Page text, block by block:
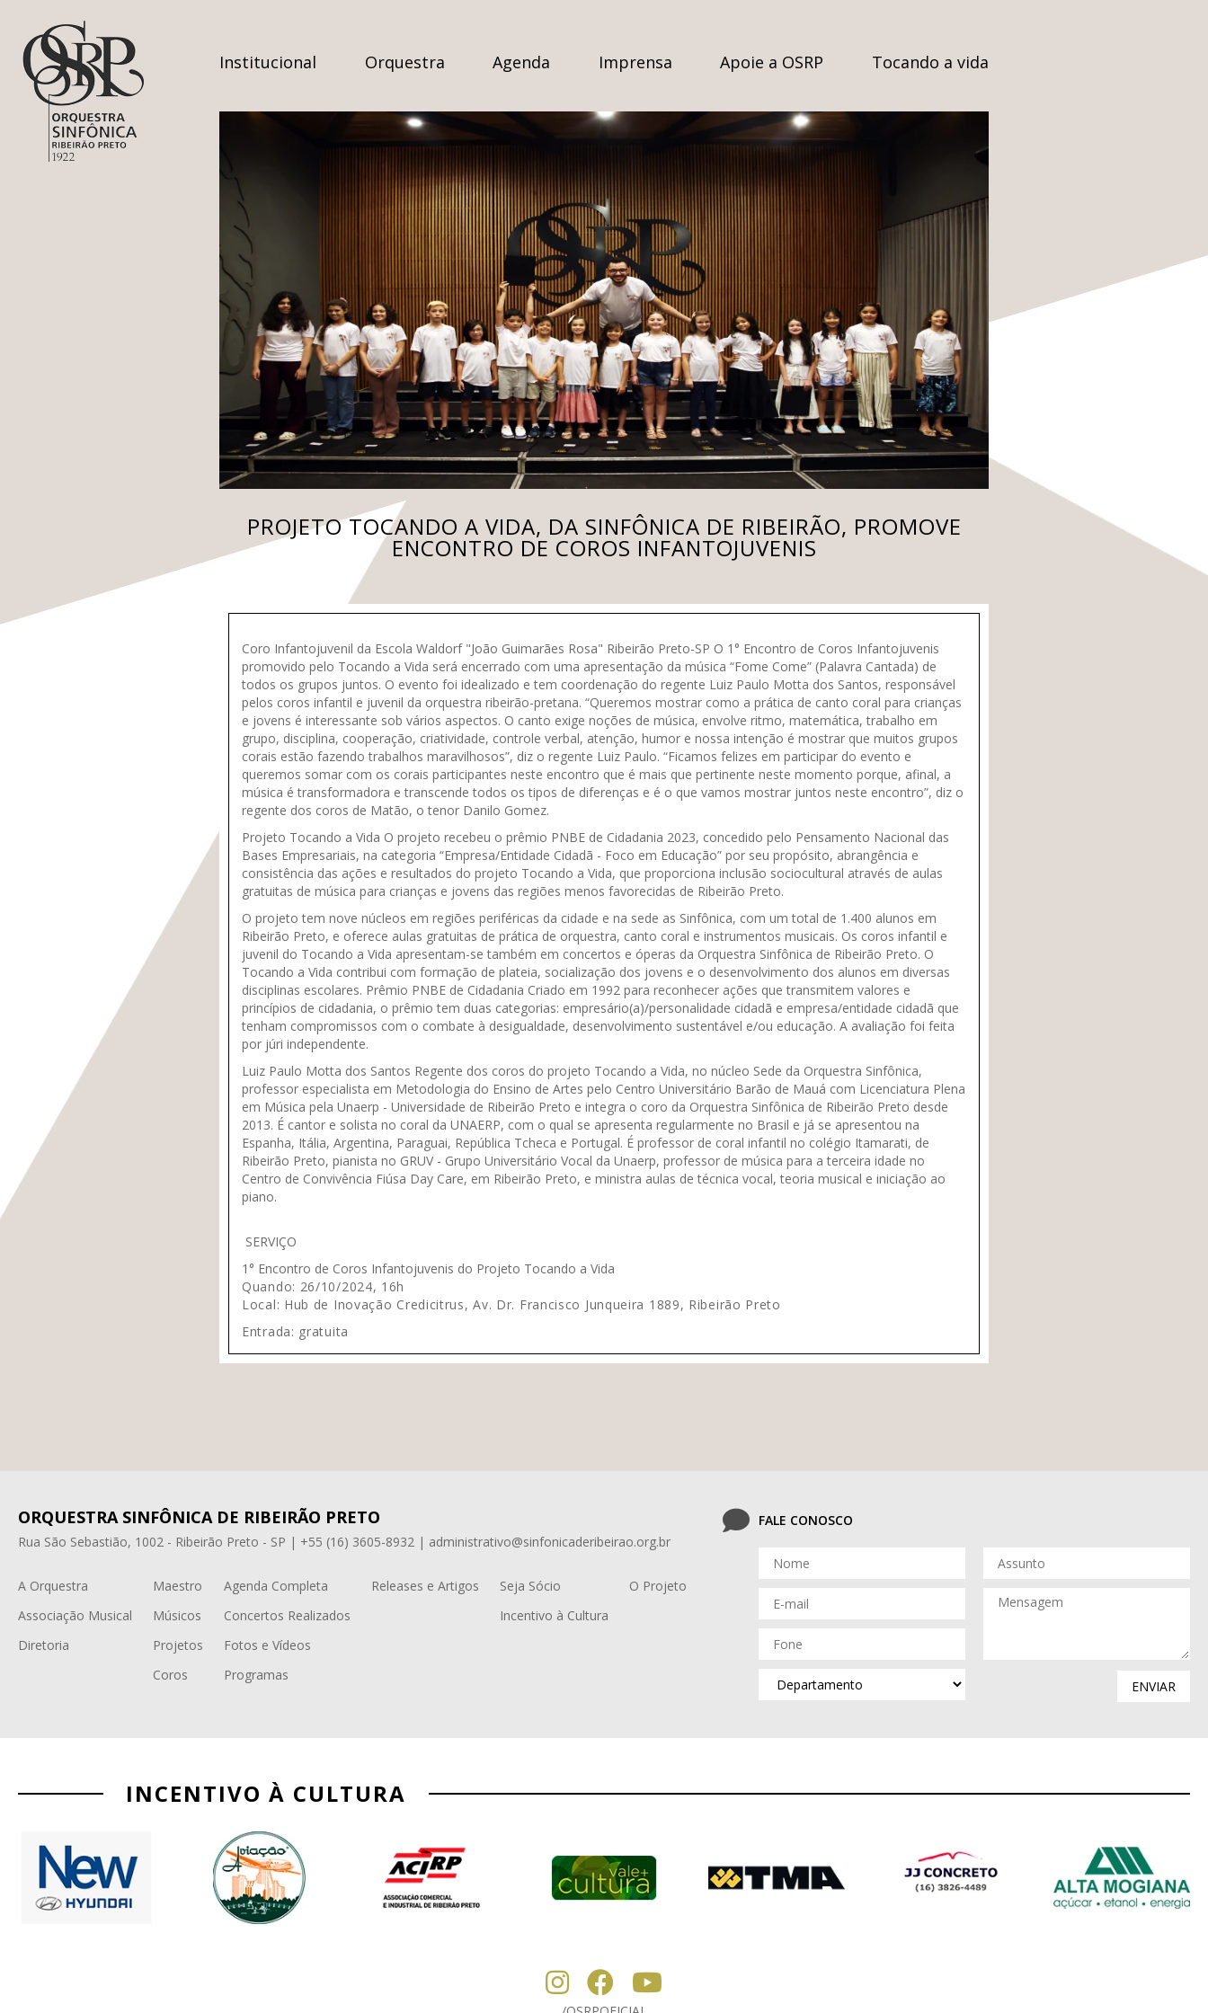
Institucional Orquestra Agenda Imprensa Apoie a OSRP Tocando a vida
PROJETO TOCANDO A VIDA, DA SINFÔNICA DE RIBEIRÃO, PROMOVE
ENCONTRO DE COROS INFANTOJUVENIS
Coro Infantojuvenil da Escola Waldorf "João Guimarães Rosa" Ribeirão Preto-SP O 1° Encontro de Coros Infantojuvenis
promovido pelo Tocando a Vida será encerrado com uma apresentação da música “Fome Come” (Palavra Cantada) de
todos os grupos juntos. O evento foi idealizado e tem coordenação do regente Luiz Paulo Motta dos Santos, responsável
pelos coros infantil e juvenil da orquestra ribeirão-pretana. “Queremos mostrar como a prática de canto coral para crianças
e jovens é interessante sob vários aspectos. O canto exige noções de música, envolve ritmo, matemática, trabalho em
grupo, disciplina, cooperação, criatividade, controle verbal, atenção, humor e nossa intenção é mostrar que muitos grupos
corais estão fazendo trabalhos maravilhosos”, diz o regente Luiz Paulo. “Ficamos felizes em participar do evento e
queremos somar com os corais participantes neste encontro que é mais que pertinente neste momento porque, afinal, a
música é transformadora e transcende todos os tipos de diferenças e é o que vamos mostrar juntos neste encontro”, diz o
regente dos coros de Matão, o tenor Danilo Gomez.
Projeto Tocando a Vida O projeto recebeu o prêmio PNBE de Cidadania 2023, concedido pelo Pensamento Nacional das
Bases Empresariais, na categoria “Empresa/Entidade Cidadã - Foco em Educação” por seu propósito, abrangência e
consistência das ações e resultados do projeto Tocando a Vida, que proporciona inclusão sociocultural através de aulas
gratuitas de música para crianças e jovens das regiões menos favorecidas de Ribeirão Preto.
O projeto tem nove núcleos em regiões periféricas da cidade e na sede as Sinfônica, com um total de 1.400 alunos em
Ribeirão Preto, e oferece aulas gratuitas de prática de orquestra, canto coral e instrumentos musicais. Os coros infantil e
juvenil do Tocando a Vida apresentam-se também em concertos e óperas da Orquestra Sinfônica de Ribeirão Preto. O
Tocando a Vida contribui com formação de plateia, socialização dos jovens e o desenvolvimento dos alunos em diversas
disciplinas escolares. Prêmio PNBE de Cidadania Criado em 1992 para reconhecer ações que transmitem valores e
princípios de cidadania, o prêmio tem duas categorias: empresário(a)/personalidade cidadã e empresa/entidade cidadã que
tenham compromissos com o combate à desigualdade, desenvolvimento sustentável e/ou educação. A avaliação foi feita
por júri independente.
Luiz Paulo Motta dos Santos Regente dos coros do projeto Tocando a Vida, no núcleo Sede da Orquestra Sinfônica,
professor especialista em Metodologia do Ensino de Artes pelo Centro Universitário Barão de Mauá com Licenciatura Plena
em Música pela Unaerp - Universidade de Ribeirão Preto e integra o coro da Orquestra Sinfônica de Ribeirão Preto desde
2013. É cantor e solista no coral da UNAERP, com o qual se apresenta regularmente no Brasil e já se apresentou na
Espanha, Itália, Argentina, Paraguai, República Tcheca e Portugal. É professor de coral infantil no colégio Itamarati, de
Ribeirão Preto, pianista no GRUV - Grupo Universitário Vocal da Unaerp, professor de música para a terceira idade no
Centro de Convivência Fiúsa Day Care, em Ribeirão Preto, e ministra aulas de técnica vocal, teoria musical e iniciação ao
piano.
SERVIÇO
1° Encontro de Coros Infantojuvenis do Projeto Tocando a Vida
Quando: 26/10/2024, 16h
Local: Hub de Inovação Credicitrus, Av. Dr. Francisco Junqueira 1889, Ribeirão Preto
Entrada: gratuita
ORQUESTRA SINFÔNICA DE RIBEIRÃO PRETO
Rua São Sebastião, 1002 - Ribeirão Preto - SP | +55 (16) 3605-8932 | administrativo@sinfonicaderibeirao.org.br
A Orquestra
Associação Musical
Diretoria
Maestro
Músicos
Projetos
Coros
Agenda Completa
Concertos Realizados
Fotos e Vídeos
Programas
Releases e Artigos
Seja Sócio
Incentivo à Cultura
O Projeto
FALE CONOSCO
ENVIAR
INCENTIVO À CULTURA